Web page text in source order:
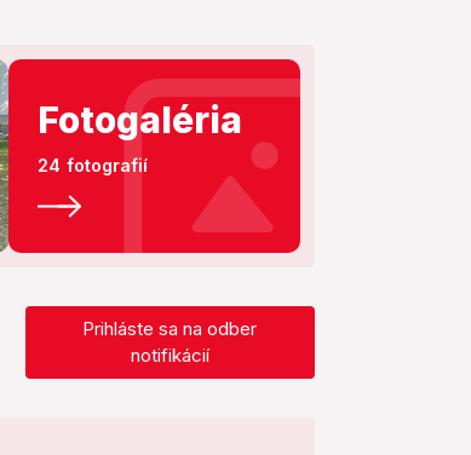
Fotogaléria
24 fotografií
Prihláste sa na odber
notifikácií